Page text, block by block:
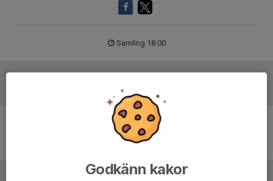
Samling 18:00
Ingen uppställning ifylld
Godkänn kakor